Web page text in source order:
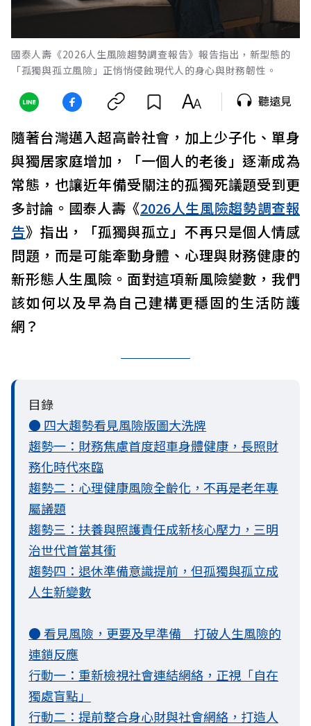
國泰人壽《2026人生風險趨勢調查報告》報告指出，新型態的
「孤獨與孤立風險」正悄悄侵蝕現代人的身心與財務韌性。
聽遠見
隨著台灣邁入超高齡社會，加上少子化、單身
與獨居家庭增加，「一個人的老後」逐漸成為
常態，也讓近年備受關注的孤獨死議題受到更
多討論。國泰人壽《2026人生風險趨勢調查報
告》指出，「孤獨與孤立」不再只是個人情感
問題，而是可能牽動身體、心理與財務健康的
新形態人生風險。面對這項新風險變數，我們
該如何以及早為自己建構更穩固的生活防護
網？
目錄
● 四大趨勢看見風險版圖大洗牌
趨勢一：財務焦慮首度超車身體健康，長照財
務化時代來臨
趨勢二：心理健康風險全齡化，不再是老年專
屬議題
趨勢三：扶養與照護責任成新核心壓力，三明
治世代首當其衝
趨勢四：退休準備意識提前，但孤獨與孤立成
人生新變數
● 看見風險，更要及早準備 打破人生風險的
連鎖反應
行動一：重新檢視社會連結網絡，正視「自在
獨處盲點」
行動二：提前整合身心財與社會網絡，打造人